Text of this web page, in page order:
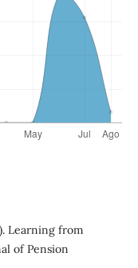
Learning from
of Pension